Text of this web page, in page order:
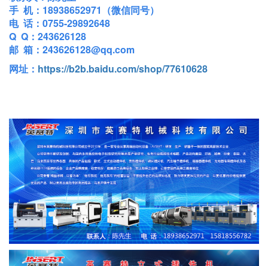
手 机：18938652971（微信同号）
电 话：0755-29892648
Q Q：243626128
邮 箱：243626128@qq.com
网址： https://b2b.baidu.com/shop/77610628